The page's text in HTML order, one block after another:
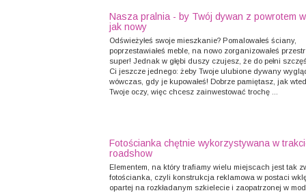
Nasza pralnia - by Twój dywan z powrotem
jak nowy
Odświeżyłeś swoje mieszkanie? Pomalowałeś ściany,
poprzestawiałeś meble, na nowo zorganizowałeś
super! Jednak w głębi duszy czujesz, że do pełni
Ci jeszcze jednego: żeby Twoje ulubione dywany
wówczas, gdy je kupowałeś! Dobrze pamiętasz, jak
Twoje oczy, więc chcesz zainwestować trochę ...
Fotościanka chętnie wykorzystywana w
roadshow
Elementem, na który trafiamy wielu miejscach jest tak
fotościanka, czyli konstrukcja reklamowa w postaci
opartej na rozkładanym szkielecie i zaopatrzonej w